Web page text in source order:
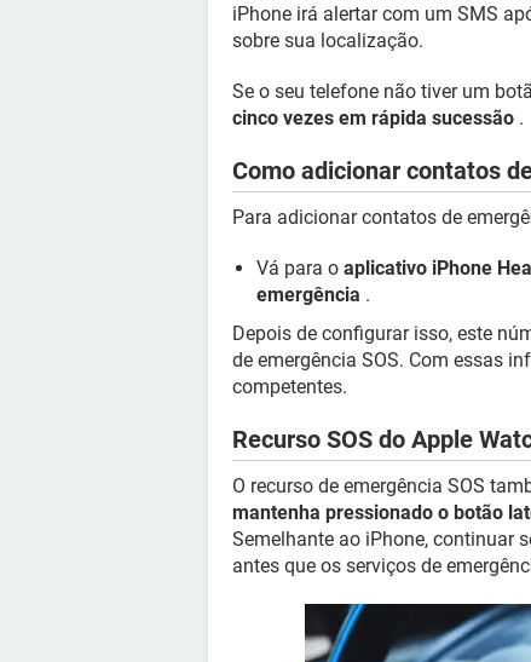
iPhone irá alertar com um SMS
sobre sua localização.
Se o seu telefone não tiver um
cinco vezes em rápida sucessão .
Como adicionar contatos
Para adicionar contatos de
Vá para o aplicativo iPhone
emergência .
Depois de configurar isso, este
de emergência SOS. Com essas
competentes.
Recurso SOS do Apple
O recurso de emergência SOS
mantenha pressionado o botão
Semelhante ao iPhone, continuar
antes que os serviços de